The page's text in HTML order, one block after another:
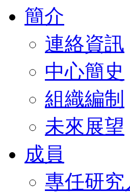
簡介
連絡資訊
中心簡史
組織編制
未來展望
成員
專任研究